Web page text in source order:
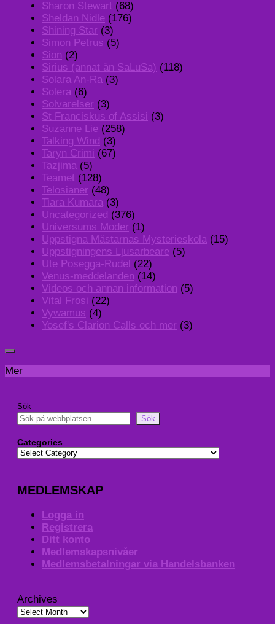
Sharon Stewart (68)
Sheldan Nidle (176)
Shining Star (3)
Simon Petrus (5)
Sion (2)
Sirius (annat än SaLuSa) (118)
Solara An-Ra (3)
Solera (6)
Solvarelser (3)
St Franciskus of Assisi (3)
Suzanne Lie (258)
Talking Wind (3)
Taryn Crimi (67)
Tazjima (5)
Teamet (128)
Telosianer (48)
Tiara Kumara (3)
Uncategorized (376)
Universums Moder (1)
Uppstigna Mästarnas Mysterieskola (15)
Uppstigningens Ljusarbeare (5)
Ute Posegga-Rudel (22)
Venus-meddelanden (14)
Videos och annan information (5)
Vital Frosi (22)
Vywamus (4)
Yosef's Clarion Calls och mer (3)
Mer
Sök
Sök
Categories
MEDLEMSKAP
Logga in
Registrera
Ditt konto
Medlemskapsnivåer
Medlemsbetalningar via Handelsbanken
Archives